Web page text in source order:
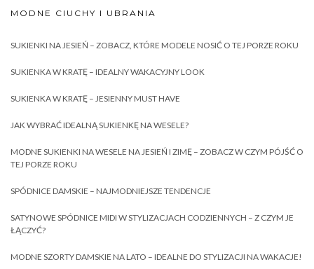
MODNE CIUCHY I UBRANIA
SUKIENKI NA JESIEŃ – ZOBACZ, KTÓRE MODELE NOSIĆ O TEJ PORZE ROKU
SUKIENKA W KRATĘ – IDEALNY WAKACYJNY LOOK
SUKIENKA W KRATĘ – JESIENNY MUST HAVE
JAK WYBRAĆ IDEALNĄ SUKIENKĘ NA WESELE?
MODNE SUKIENKI NA WESELE NA JESIEŃ I ZIMĘ – ZOBACZ W CZYM PÓJŚĆ O
TEJ PORZE ROKU
SPÓDNICE DAMSKIE – NAJMODNIEJSZE TENDENCJE
SATYNOWE SPÓDNICE MIDI W STYLIZACJACH CODZIENNYCH – Z CZYM JE
ŁĄCZYĆ?
MODNE SZORTY DAMSKIE NA LATO – IDEALNE DO STYLIZACJI NA WAKACJE!